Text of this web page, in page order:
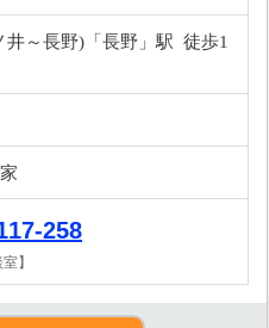
井～長野)「長野」駅 徒歩1
258
】